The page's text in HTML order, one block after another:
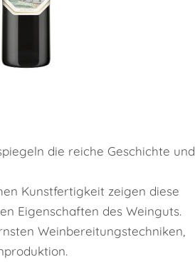
die reiche Geschichte und
Kunstfertigkeit zeigen diese
Eigenschaften des Weinguts.
Weinbereitungstechniken,